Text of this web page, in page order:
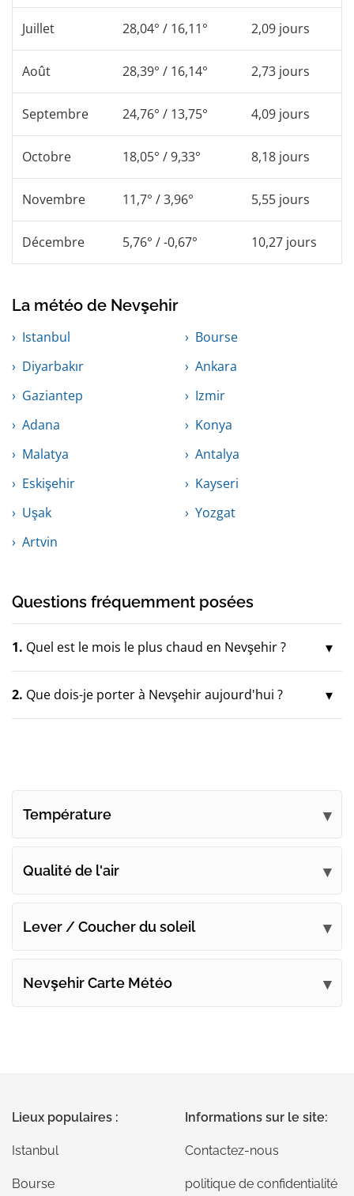
Juillet 28,04° / 16,11° 2,09 jours
Août 28,39° / 16,14° 2,73 jours
Septembre 24,76° / 13,75° 4,09 jours
Octobre 18,05° / 9,33° 8,18 jours
Novembre 11,7° / 3,96° 5,55 jours
Décembre 5,76° / -0,67° 10,27 jours
La météo de Nevşehir
Istanbul
Bourse
Diyarbakır
Ankara
Gaziantep
Izmir
Adana
Konya
Malatya
Antalya
Eskişehir
Kayseri
Uşak
Yozgat
Artvin
Questions fréquemment posées
1. Quel est le mois le plus chaud en Nevşehir ?
2. Que dois-je porter à Nevşehir aujourd'hui ?
Température
Qualité de l'air
Lever / Coucher du soleil
Nevşehir Carte Météo
Lieux populaires :
Istanbul
Bourse
Informations sur le site:
Contactez-nous
politique de confidentialité